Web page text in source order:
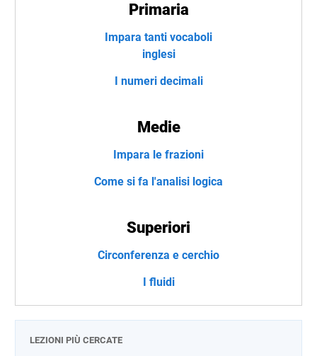
Primaria
Impara tanti vocaboli
inglesi
I numeri decimali
Medie
Impara le frazioni
Come si fa l'analisi logica
Superiori
Circonferenza e cerchio
I fluidi
LEZIONI PIÙ CERCATE